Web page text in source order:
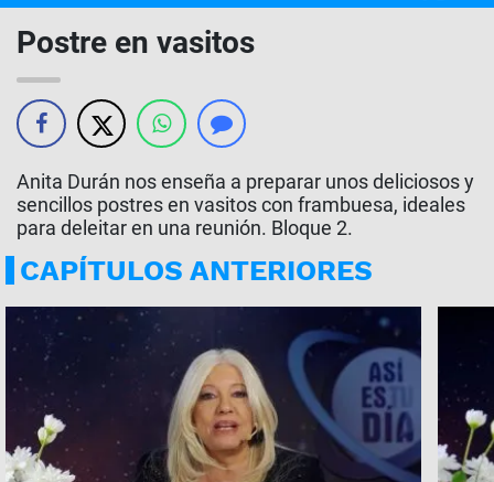
Postre en vasitos
Anita Durán nos enseña a preparar unos deliciosos y
sencillos postres en vasitos con frambuesa, ideales
para deleitar en una reunión. Bloque 2.
CAPÍTULOS ANTERIORES